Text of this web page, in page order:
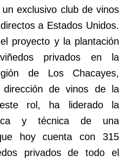
exclusivo club de vinos
a Estados Unidos.
proyecto y la plantación
privados en la
de Los Chacayes,
de vinos de la
rol, ha liderado la
y técnica de una
hoy cuenta con 315
privados de todo el